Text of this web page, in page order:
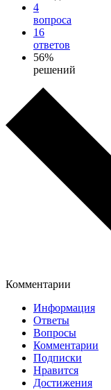
4
вопроса
16
ответов
56%
решений
Комментарии
Информация
Ответы
Вопросы
Комментарии
Подписки
Нравится
Достижения